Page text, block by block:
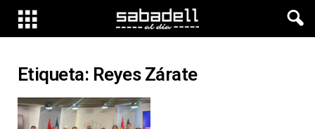
Etiqueta: Reyes Zárate